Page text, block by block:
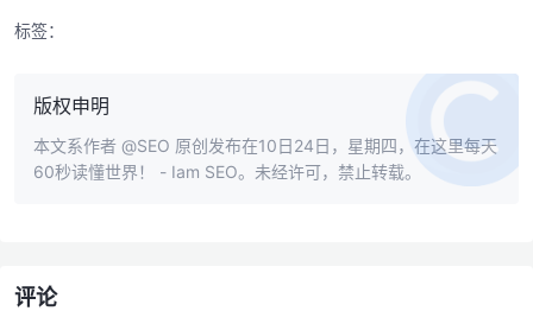
标签：
版权申明
本文系作者 @SEO 原创发布在10日24日，星期四，在这里每天
60秒读懂世界！ - Iam SEO。未经许可，禁止转载。
评论